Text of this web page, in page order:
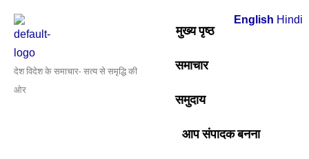
content
देश विदेश के समाचार- सत्य से समृद्धि की
ओर
मुख्य पृष्ठ
समाचार
समुदाय
आप संपादक बनना
navigation
English Hindi